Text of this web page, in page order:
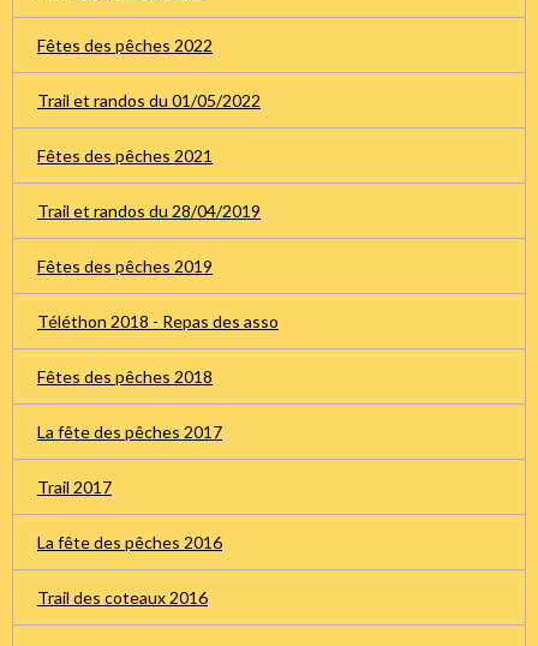
Fêtes des pêches 2022
Trail et randos du 01/05/2022
Fêtes des pêches 2021
Trail et randos du 28/04/2019
Fêtes des pêches 2019
Téléthon 2018 - Repas des asso
Fêtes des pêches 2018
La fête des pêches 2017
Trail 2017
La fête des pêches 2016
Trail des coteaux 2016